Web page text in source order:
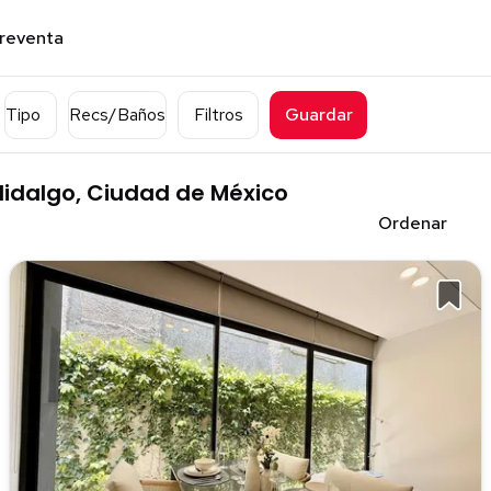
Tipo Recs/Baños Filtros Guardar
Ciudad de México
Ordenar